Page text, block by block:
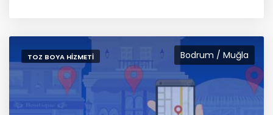
Bodrum / Muğla
TOZ BOYA HIZMETI